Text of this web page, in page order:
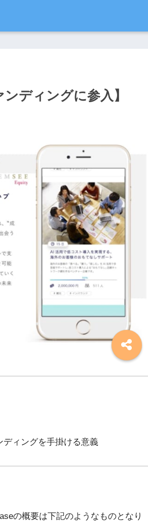
ディングに参入】
ィングを手掛ける意義
の概要は下記のようなものとなり